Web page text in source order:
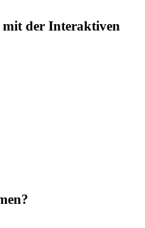
mit der Interaktiven